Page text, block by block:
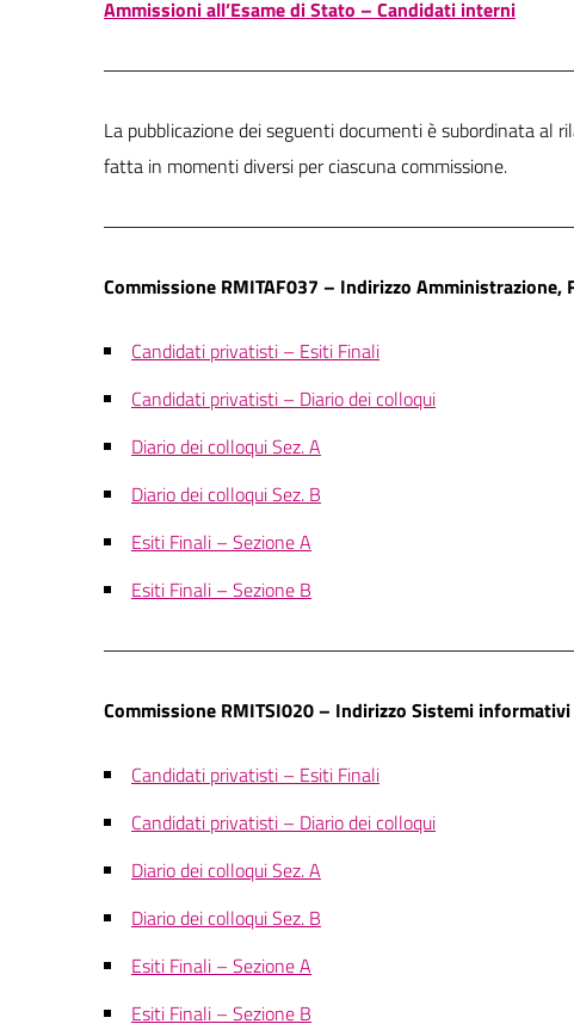
Ammissioni all’Esame di Stato – Candidati interni
La pubblicazione dei seguenti documenti è subordinata al
fatta in momenti diversi per ciascuna commissione.
Commissione RMITAF037 – Indirizzo Amministrazione,
Candidati privatisti – Esiti Finali
Candidati privatisti – Diario dei colloqui
Diario dei colloqui Sez. A
Diario dei colloqui Sez. B
Esiti Finali – Sezione A
Esiti Finali – Sezione B
Commissione RMITSI020 – Indirizzo Sistemi
Candidati privatisti – Esiti Finali
Candidati privatisti – Diario dei colloqui
Diario dei colloqui Sez. A
Diario dei colloqui Sez. B
Esiti Finali – Sezione A
Esiti Finali – Sezione B